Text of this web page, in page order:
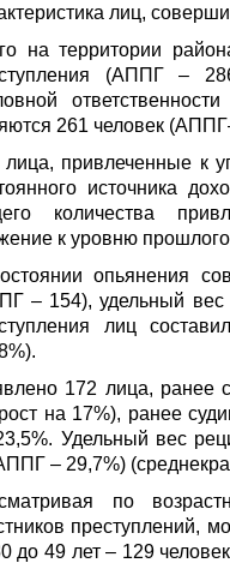
лиц,
на территории
(АППГ –
261 человек
лица, привлеченные к
источника
количества
к уровню
опьянения
– 154), удельный вес
лиц
172 лица, ранее
на 17%), ранее
Удельный вес
– 29,7%)
по
преступлений,
до 49 лет – 129